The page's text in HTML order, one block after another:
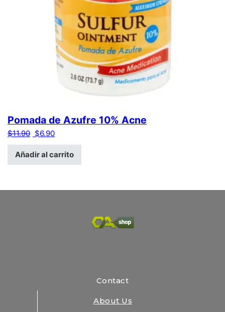
Pomada de Azufre 10% Acne
$11.90 El precio original era: $11.90.
$6.90El precio actual es: $6.90.
Añadir al carrito
Contact
About Us